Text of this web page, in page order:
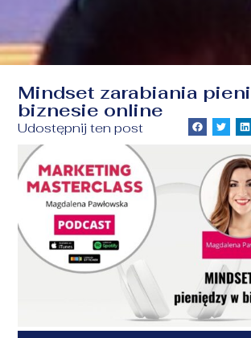
Mindset zarabiania
biznesie online
Udostępnij ten post